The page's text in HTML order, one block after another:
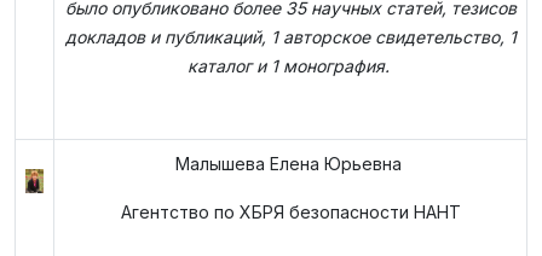
было опубликовано более 35 научных статей, тезисов
докладов и публикаций, 1 авторское свидетельство, 1
каталог и 1 монография.
Малышева Елена Юрьевна
Агентство по ХБРЯ безопасности НАНТ